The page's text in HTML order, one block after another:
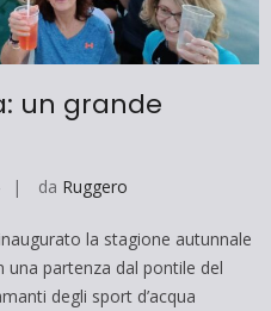
un grande
da Ruggero
la stagione autunnale
una partenza dal pontile del
degli sport d’acqua